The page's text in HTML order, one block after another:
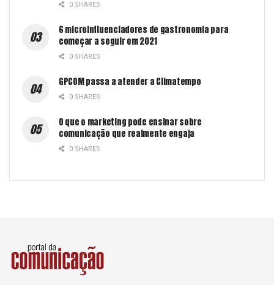
0 SHARES
6 microinfluenciadores de gastronomia para
começar a seguir em 2021
0 SHARES
GPCOM passa a atender a Climatempo
0 SHARES
O que o marketing pode ensinar sobre
comunicação que realmente engaja
0 SHARES